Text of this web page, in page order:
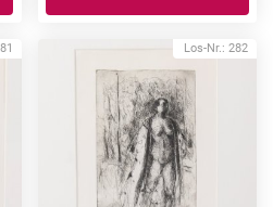
Los-Nr.: 282